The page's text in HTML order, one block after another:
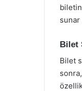
Bilet
Bilet